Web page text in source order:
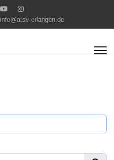
info@atsv-erlangen.de